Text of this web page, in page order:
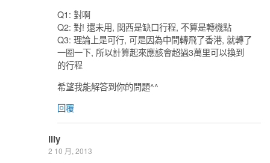
Q1: 對啊
Q2: 對! 還未用, 関西是缺口行程, 不算是轉機點
Q3: 理論上是可行, 可是因為中間轉飛了香港, 就轉了
一圈一下, 所以計算起來應該會超過3萬里可以換到
的行程
希望我能解答到你的問題^^
回覆
illy
2 10 月, 2013